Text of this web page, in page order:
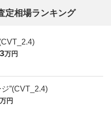
定相場ランキング
万円
”(CVT_2.4)
万円